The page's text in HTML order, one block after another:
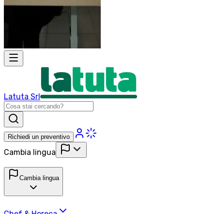
Latuta Srl
Richiedi un preventivo
Cambia lingua
Cambia lingua